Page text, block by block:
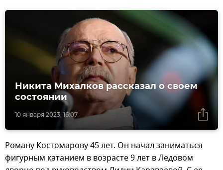
10 января 2023, 16:07
Никита Михалков рассказал о своем
состоянии
Роману Костомарову 45 лет. Он начал заниматься
фигурным катанием в возрасте 9 лет в Ледовом